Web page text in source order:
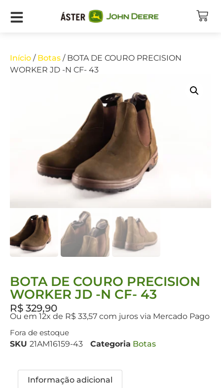
Início / Botas / BOTA DE COURO PRECISION
WORKER JD -N CF- 43
BOTA DE COURO PRECISION
WORKER JD -N CF- 43
R$ 329,90
Ou em 12x de R$ 33,57 com juros via Mercado Pago
Fora de estoque
SKU 21AM16159-43 Categoria Botas
Informação adicional